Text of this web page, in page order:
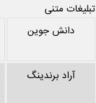
تبلیغات متنی
دانش جوین
آراد برندینگ